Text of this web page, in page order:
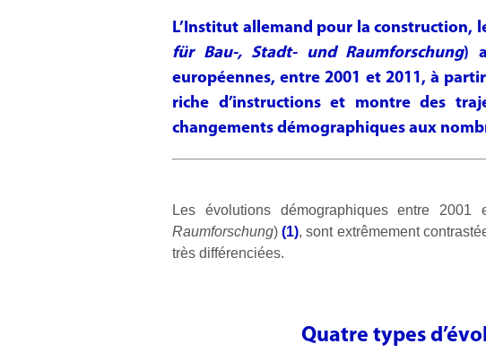
L’Institut allemand pour la construction,
für Bau-, Stadt- und Raumforschung)
européennes, entre 2001 et 2011, à
riche d’instructions et montre des
changements démographiques aux
Les évolutions démographiques entre
Raumforschung)(1), sont extrêmement
très différenciées.
Quatre types